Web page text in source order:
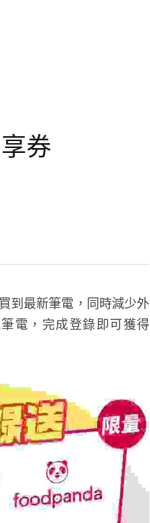
券
到最新筆電，同時減少外
電，完成登錄即可獲得